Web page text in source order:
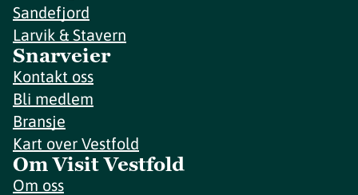
Sandefjord
Larvik & Stavern
Snarveier
Kontakt oss
Bli medlem
Bransje
Kart over Vestfold
Om Visit Vestfold
Om oss